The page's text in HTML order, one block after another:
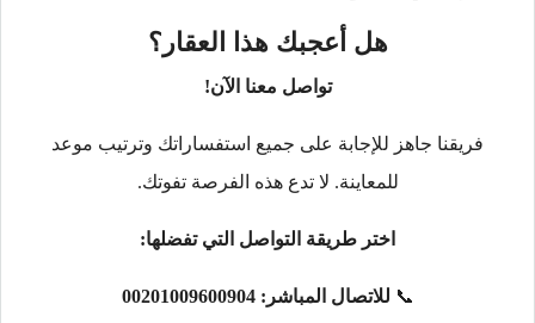
هل أعجبك هذا العقار؟
تواصل معنا الآن!
فريقنا جاهز للإجابة على جميع استفساراتك وترتيب موعد
للمعاينة. لا تدع هذه الفرصة تفوتك.
اختر طريقة التواصل التي تفضلها:
📞 للاتصال المباشر: 00201009600904